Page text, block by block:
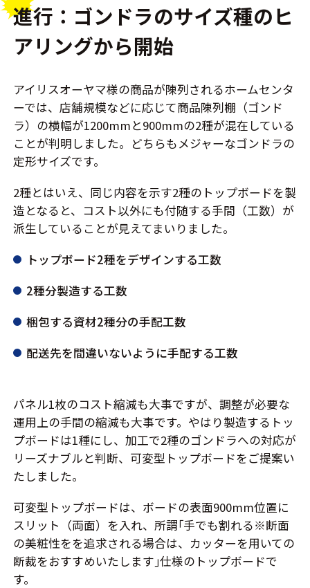
進行：ゴンドラのサイズ種のヒ
アリングから開始
アイリスオーヤマ様の商品が陳列されるホームセンタ
ーでは、店舗規模などに応じて商品陳列棚（ゴンド
ラ）の横幅が1200mmと900mmの2種が混在している
ことが判明しました。どちらもメジャーなゴンドラの
定形サイズです。
2種とはいえ、同じ内容を示す2種のトップボードを製
造となると、コスト以外にも付随する手間（工数）が
派生していることが見えてまいりました。
トップボード2種をデザインする工数
2種分製造する工数
梱包する資材2種分の手配工数
配送先を間違いないように手配する工数
パネル1枚のコスト縮減も大事ですが、調整が必要な
運用上の手間の縮減も大事です。やはり製造するトッ
プボードは1種にし、加工で2種のゴンドラへの対応が
リーズナブルと判断、可変型トップボードをご提案い
たしました。
可変型トップボードは、ボードの表面900mm位置に
スリット（両面）を入れ、所謂｢手でも割れる※断面
の美粧性をを追求される場合は、カッターを用いての
断裁をおすすめいたします｣仕様のトップボードで
す。